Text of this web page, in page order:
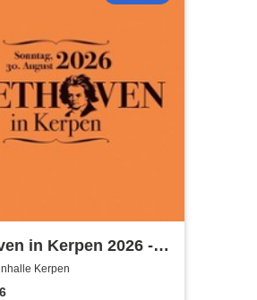
in Kerpen 2026 -
2026
Kerpen